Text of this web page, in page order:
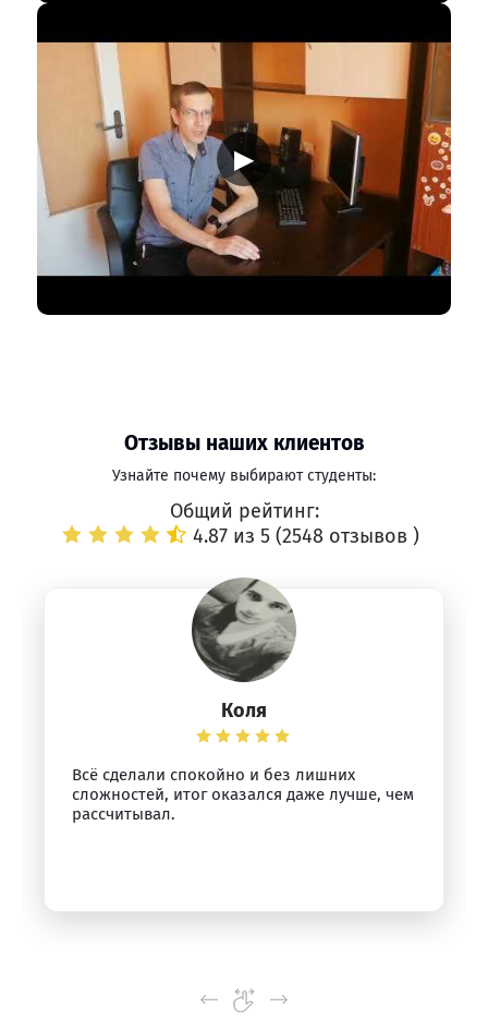
▶
Отзывы наших клиентов
Узнайте почему выбирают студенты:
Общий рейтинг:
4.87 из 5 (2548 отзывов )
Коля
Всё сделали спокойно и без лишних
сложностей, итог оказался даже лучше, чем
рассчитывал.